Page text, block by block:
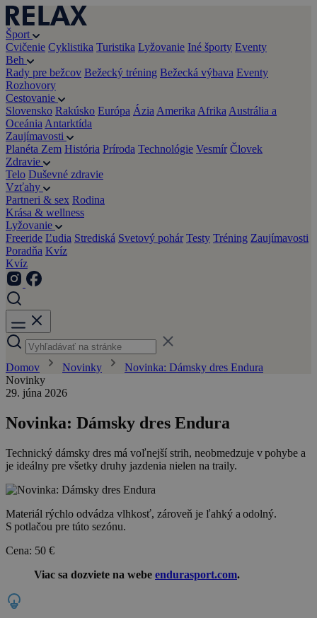
Šport
Cvičenie Cyklistika Turistika Lyžovanie Iné športy Eventy
Beh
Rady pre bežcov Bežecký tréning Bežecká výbava Eventy
Rozhovory
Cestovanie
Slovensko Rakúsko Európa Ázia Amerika Afrika Austrália a
Oceánia Antarktída
Zaujímavosti
Planéta Zem História Príroda Technológie Vesmír Človek
Zdravie
Telo Duševné zdravie
Vzťahy
Partneri & sex Rodina
Krása & wellness
Lyžovanie
Freeride Ľudia Strediská Svetový pohár Testy Tréning Zaujímavosti
Poradňa Kvíz
Kvíz
Domov Novinky
Novinka: Dámsky dres Endura
Novinky
29. júna 2026
Novinka: Dámsky dres Endura
Technický dámsky dres má voľnejší strih, neobmedzuje v pohybe a
je ideálny pre všetky druhy jazdenia nielen na traily.
Materiál rýchlo odvádza vlhkosť, zároveň je ľahký a odolný.
S potlačou pre túto sezónu.
Cena: 50 €
Viac sa dozviete na webe endurasport.com.